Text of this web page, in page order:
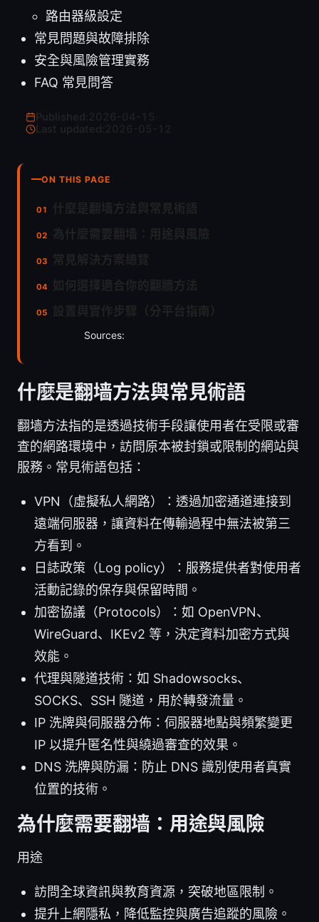
路由器級設定
常見問題與故障排除
安全與風險管理實務
FAQ 常見問答
Last updated:
ON THIS PAGE
Sources:
什麼是翻墙方法與常見術語
翻墙方法指的是透過技術手段讓使用者在受限或審
查的網路環境中，訪問原本被封鎖或限制的網站與
服務。常見術語包括：
VPN（虛擬私人網路）：透過加密通道連接到
遠端伺服器，讓資料在傳輸過程中無法被第三
方看到。
日誌政策（Log policy）：服務提供者對使用者
活動記錄的保存與保留時間。
加密協議（Protocols）：如 OpenVPN、
WireGuard、IKEv2 等，決定資料加密方式與
效能。
代理與隧道技術：如 Shadowsocks、
SOCKS、SSH 隧道，用於轉發流量。
IP 洗牌與伺服器分佈：伺服器地點與頻繁變更
IP 以提升匿名性與繞過審查的效果。
DNS 洗牌與防漏：防止 DNS 識別使用者真實
位置的技術。
為什麼需要翻墙：用途與風險
用途
訪問全球資訊與教育資源，突破地區限制。
提升上網隱私，降低監控與廣告追蹤的風險。